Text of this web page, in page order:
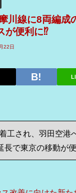
川線に8両編成
が便利に⁉
22日
工され、羽田空港
長で東京の移動が便